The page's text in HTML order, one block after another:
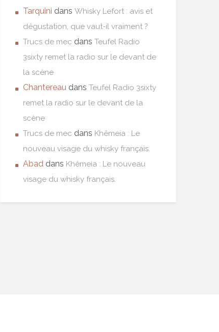
Tarquini dans Whisky Lefort : avis et
dégustation, que vaut-il vraiment ?
Trucs de mec dans Teufel Radio
3sixty remet la radio sur le devant de
la scène
Chantereau dans Teufel Radio 3sixty
remet la radio sur le devant de la
scène
Trucs de mec dans Khêmeia : Le
nouveau visage du whisky français.
Abad dans Khêmeia : Le nouveau
visage du whisky français.